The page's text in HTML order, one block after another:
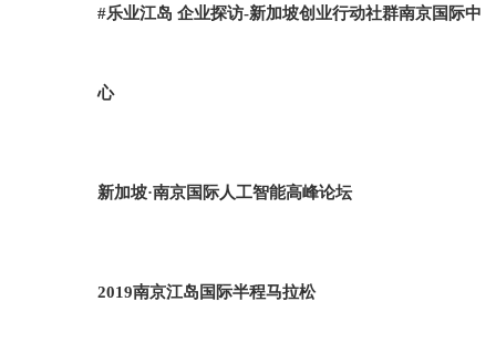
#乐业江岛 企业探访-新加坡创业行动社群南京国际中
心
新加坡·南京国际人工智能高峰论坛
2019南京江岛国际半程马拉松